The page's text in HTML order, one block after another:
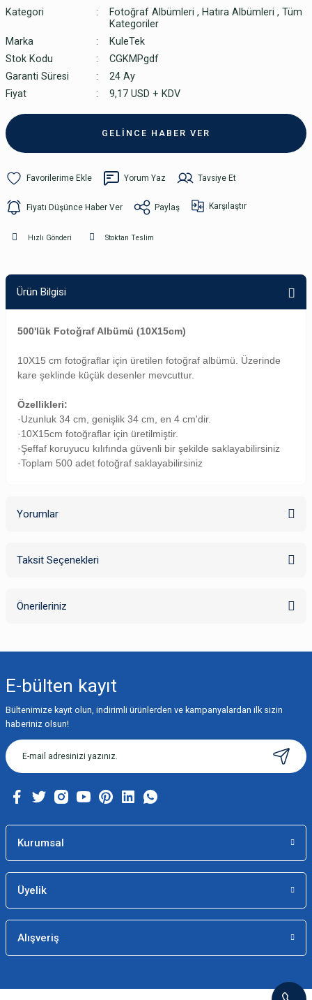
Kategori Fotoğraf Albümleri , Hatıra Albümleri , Tüm
Kategoriler
Marka
KuleTek
Stok Kodu
CGKMPgdf
Garanti Süresi
24 Ay
Fiyat
9,17 USD + KDV
GELİNCE HABER VER
Yorum Yaz Tavsiye Et
Fiyatı Düşünce Haber Ver Paylaş Karşılaştır
Hızlı Gönderi Stoktan Teslim
Ürün Bilgisi
500'lük Fotoğraf Albümü (10X15cm)
10X15 cm fotoğraflar için üretilen fotoğraf albümü. Üzerinde
kare şeklinde küçük desenler mevcuttur.
Özellikleri:
·Uzunluk 34 cm, genişlik 34 cm, en 4 cm'dir.
·10X15cm fotoğraflar için üretilmiştir.
·Şeffaf koruyucu kılıfında güvenli bir şekilde saklayabilirsiniz
·Toplam 500 adet fotoğraf saklayabilirsiniz
Yorumlar
Taksit Seçenekleri
Önerileriniz
Görüş ve önerileriniz için teşekkür ederiz.
Ürün resmi kalitesiz, bozuk veya görüntülenemiyor.
Ürün açıklamasında eksik bilgiler bulunuyor.
Ürün bilgilerinde hatalar bulunuyor.
Bu ürüne benzer farklı alternatifler olmalı.
E-bülten kayıt
Bültenimize kayıt olun, indirimli ürünlerden ve kampanyalardan ilk sizin
haberiniz olsun!
Kurumsal
Üyelik
Alışveriş